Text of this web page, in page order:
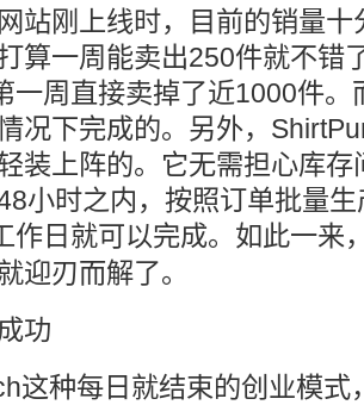
站刚上线时，目前的销量十
算一周能卖出250件就不错
一周直接卖掉了近1000件
况下完成的。另外，
装上阵的。它无需担心库
小时之内，按照订单批量
作日就可以完成。如此一来
迎刃而解了。
功
这种每日就结束的创业模式